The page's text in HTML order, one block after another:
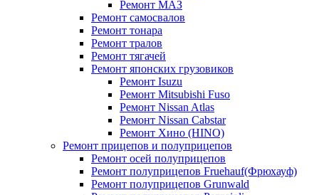
Ремонт МАЗ
Ремонт самосвалов
Ремонт тонара
Ремонт тралов
Ремонт тягачей
Ремонт японских грузовиков
Ремонт Isuzu
Ремонт Mitsubishi Fuso
Ремонт Nissan Atlas
Ремонт Nissan Cabstar
Ремонт Хино (HINO)
Ремонт прицепов и полуприцепов
Ремонт осей полуприцепов
Ремонт полуприцепов Fruehauf(Фрюхауф)
Ремонт полуприцепов Grunwald